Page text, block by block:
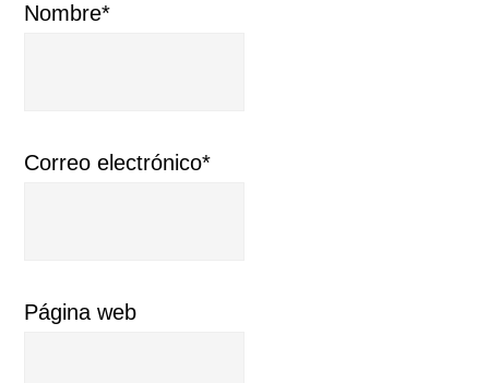
Nombre*
Correo electrónico*
Página web